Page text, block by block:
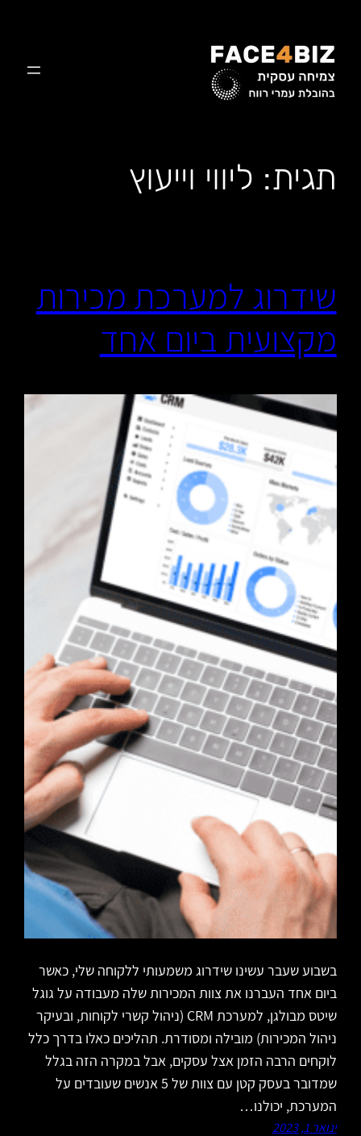
תגית: ליווי וייעוץ
שידרוג למערכת מכירות
מקצועית ביום אחד
בשבוע שעבר עשינו שידרוג משמעותי ללקוחה שלי, כאשר
ביום אחד העברנו את צוות המכירות שלה מעבודה על גוגל
שיטס מבולגן, למערכת CRM (ניהול קשרי לקוחות, ובעיקר
ניהול המכירות) מובילה ומסודרת. תהליכים כאלו בדרך כלל
לוקחים הרבה הזמן אצל עסקים, אבל במקרה הזה בגלל
שמדובר בעסק קטן עם צוות של 5 אנשים שעובדים על
המערכת, יכולנו…
ינואר 1, 2023